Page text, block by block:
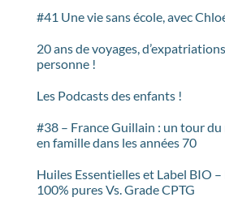
#41 Une vie sans école, avec
20 ans de voyages,
personne !
Les Podcasts des enfants !
#38 – France Guillain : un tour du
en famille dans les années 70
Huiles Essentielles et Label BIO
100% pures Vs. Grade CPTG